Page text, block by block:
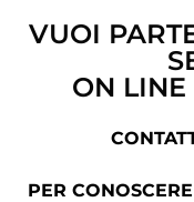
VUOI
ON LINE
PER